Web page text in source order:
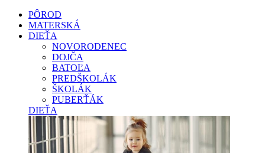
PÔROD
MATERSKÁ
DIEŤA
NOVORODENEC
DOJČA
BATOĽA
PREDŠKOLÁK
ŠKOLÁK
PUBERŤÁK
DIEŤA